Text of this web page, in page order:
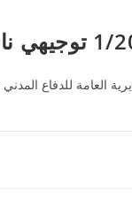
العامة للدفاع